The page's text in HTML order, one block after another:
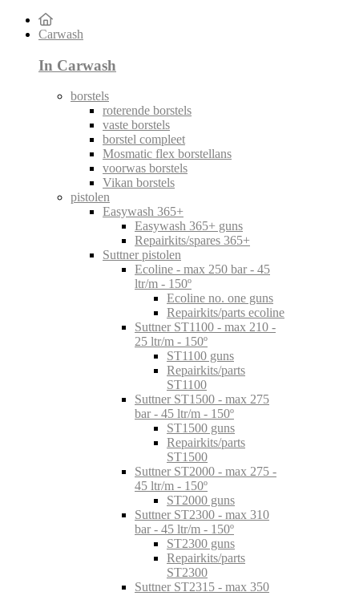
Carwash
In Carwash
borstels
roterende borstels
vaste borstels
borstel compleet
Mosmatic flex borstellans
voorwas borstels
Vikan borstels
pistolen
Easywash 365+
Easywash 365+ guns
Repairkits/spares 365+
Suttner pistolen
Ecoline - max 250 bar - 45
ltr/m - 150º
Ecoline no. one guns
Repairkits/parts ecoline
Suttner ST1100 - max 210 -
25 ltr/m - 150º
ST1100 guns
Repairkits/parts
ST1100
Suttner ST1500 - max 275
bar - 45 ltr/m - 150º
ST1500 guns
Repairkits/parts
ST1500
Suttner ST2000 - max 275 -
45 ltr/m - 150º
ST2000 guns
Suttner ST2300 - max 310
bar - 45 ltr/m - 150º
ST2300 guns
Repairkits/parts
ST2300
Suttner ST2315 - max 350